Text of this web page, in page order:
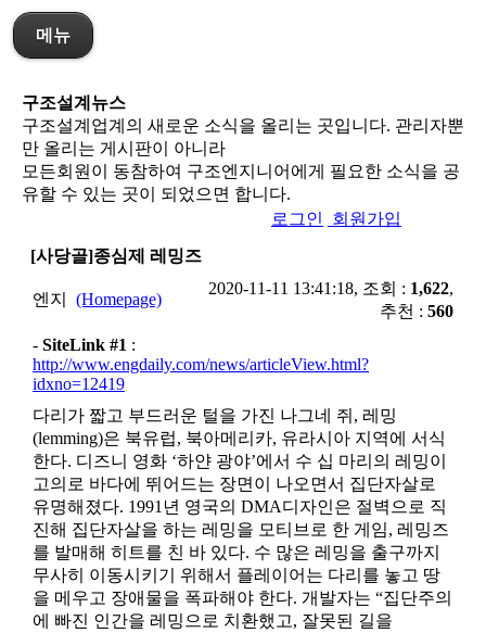
메뉴
구조설계뉴스
구조설계업계의 새로운 소식을 올리는 곳입니다. 관리자뿐
만 올리는 게시판이 아니라
모든회원이 동참하여 구조엔지니어에게 필요한 소식을 공
유할 수 있는 곳이 되었으면 합니다.
로그인
회원가입
[사당골]종심제 레밍즈
엔지 (Homepage)
2020-11-11 13:41:18, 조회 : 1,622,
추천 : 560
- SiteLink #1 :
http://www.engdaily.com/news/articleView.html?
idxno=12419
다리가 짧고 부드러운 털을 가진 나그네 쥐, 레밍
(lemming)은 북유럽, 북아메리카, 유라시아 지역에 서식
한다. 디즈니 영화 ‘하얀 광야’에서 수 십 마리의 레밍이
고의로 바다에 뛰어드는 장면이 나오면서 집단자살로
유명해졌다. 1991년 영국의 DMA디자인은 절벽으로 직
진해 집단자살을 하는 레밍을 모티브로 한 게임, 레밍즈
를 발매해 히트를 친 바 있다. 수 많은 레밍을 출구까지
무사히 이동시키기 위해서 플레이어는 다리를 놓고 땅
을 메우고 장애물을 폭파해야 한다. 개발자는 “집단주의
에 빠진 인간을 레밍으로 치환했고, 잘못된 길을